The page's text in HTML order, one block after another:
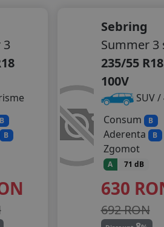
3
B
B
Sebring
Summer 3
235/55 R18
100V
SUV /
Consum
B
Aderenta B
Zgomot
A 71 dB
630
692 RON